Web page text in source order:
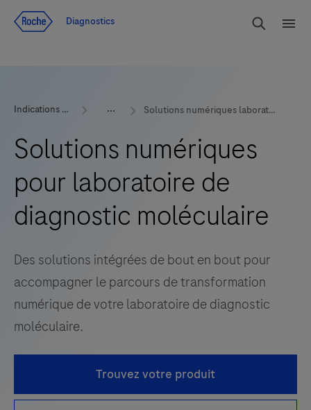
Diagnostics
Indications et produits Solutions numériques laboratoire de diagnostic moléculaire
Solutions numériques
pour laboratoire de
diagnostic moléculaire
Des solutions intégrées de bout en bout pour
accompagner le parcours de transformation
numérique de votre laboratoire de diagnostic
moléculaire.
Trouvez votre produit